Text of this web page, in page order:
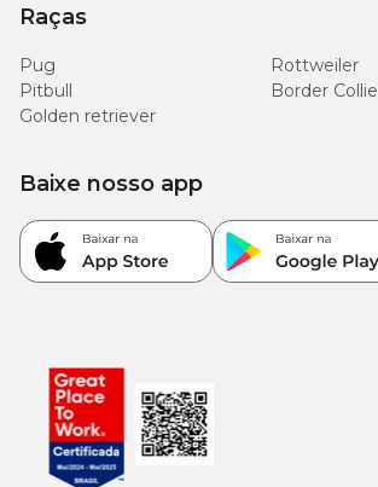
Raças
Pug
Rottweiler
Pitbull
Border Collie
Golden retriever
Baixe nosso app